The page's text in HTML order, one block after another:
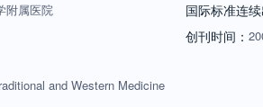
附属医院
and Western Medicine
国际标准连
创刊时间：